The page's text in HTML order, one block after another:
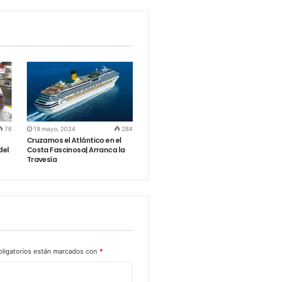
76 19 mayo, 2024 284
Cruzamos el Atlántico en el
Costa Fascinosa| Arranca la
Travesía
están marcados con *